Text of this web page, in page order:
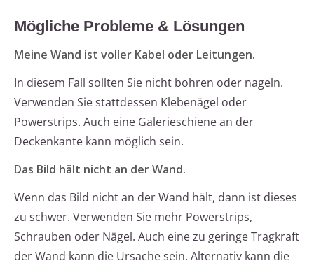
Mögliche Probleme & Lösungen
Meine Wand ist voller Kabel oder Leitungen.
In diesem Fall sollten Sie nicht bohren oder nageln.
Verwenden Sie stattdessen Klebenägel oder
Powerstrips. Auch eine Galerieschiene an der
Deckenkante kann möglich sein.
Das Bild hält nicht an der Wand.
Wenn das Bild nicht an der Wand hält, dann ist dieses
zu schwer. Verwenden Sie mehr Powerstrips,
Schrauben oder Nägel. Auch eine zu geringe Tragkraft
der Wand kann die Ursache sein. Alternativ kann die